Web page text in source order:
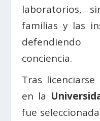
laboratorios,
familias y las
conciencia.
Tras
en la
fue